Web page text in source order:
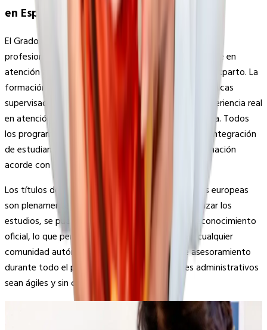
en España
El Grado de Matrona en Europa está diseñado para
profesionales de enfermería que quieran especializarse en
atención a la mujer durante el embarazo, parto y postparto. La
formación combina clases teóricas con prácticas clínicas
supervisadas en hospitales, permitiendo adquirir experiencia real
en atención obstétrica y neonatal desde el primer día. Todos
los programas son 100% en inglés, lo que facilita la integración
de estudiantes internacionales y garantiza una formación
acorde con los estándares europeos.
Los títulos de Matrona obtenidos en universidades europeas
son plenamente reconocidos en España. Tras finalizar los
estudios, se puede solicitar la homologación o reconocimiento
oficial, lo que permite ejercer como matrona en cualquier
comunidad autónoma. Nuestro equipo ofrece asesoramiento
durante todo el proceso, para que los trámites administrativos
sean ágiles y sin complicaciones.